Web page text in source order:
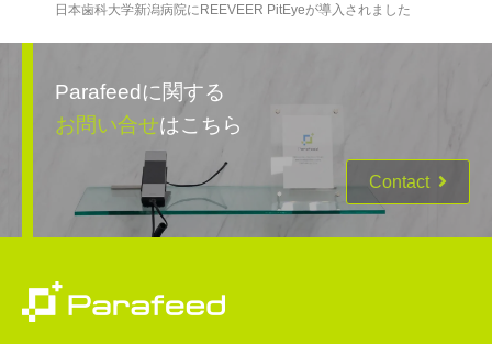
日本歯科大学新潟病院にREEVEER PitEyeが導入されました
Parafeedに関する
お問い合せはこちら
Contact